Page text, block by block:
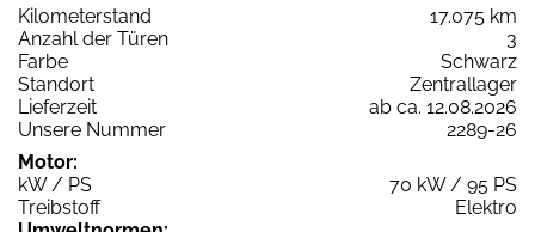
Kilometerstand
17.075 km
Anzahl der Türen
3
Farbe
Schwarz
Standort
Zentrallager
Lieferzeit
ab ca. 12.08.2026
Unsere Nummer
2289-26
Motor:
kW / PS
70 kW / 95 PS
Treibstoff
Elektro